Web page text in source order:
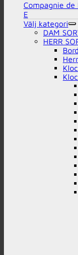
Compagnie de
E
Välj kategori
DAM
HERR